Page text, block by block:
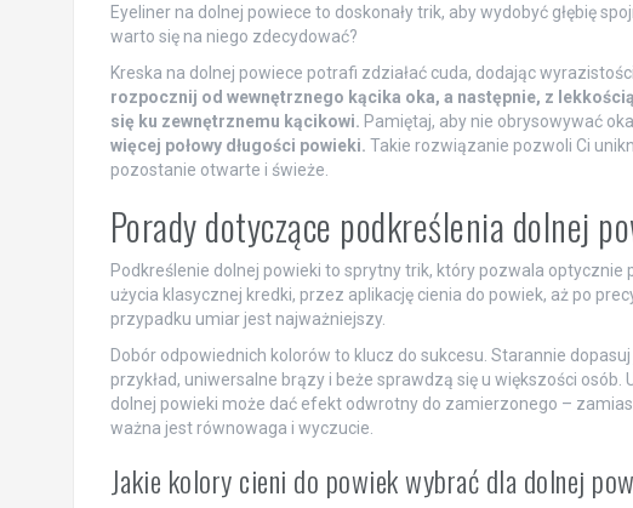
Eyeliner na dolnej powiece to doskonały trik, aby wydobyć głębię
warto się na niego zdecydować?
Kreska na dolnej powiece potrafi zdziałać cuda, dodając
rozpocznij od wewnętrznego kącika oka, a następnie, z
się ku zewnętrznemu kącikowi. Pamiętaj, aby nie obrysowywać
więcej połowy długości powieki. Takie rozwiązanie pozwoli Ci
pozostanie otwarte i świeże.
Porady dotyczące podkreślenia dolnej
Podkreślenie dolnej powieki to sprytny trik, który pozwala
użycia klasycznej kredki, przez aplikację cienia do powiek, aż po
przypadku umiar jest najważniejszy.
Dobór odpowiednich kolorów to klucz do sukcesu. Starannie
przykład, uniwersalne brązy i beże sprawdzą się u większości
dolnej powieki może dać efekt odwrotny do zamierzonego –
ważna jest równowaga i wyczucie.
Jakie kolory cieni do powiek wybrać dla dolnej